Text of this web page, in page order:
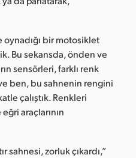
bir motosiklet
Bu sekansda, önden ve
sensörleri, farklı renk
ben, bu sahnenin rengini
çalıştık. Renkleri
araçlarının
sahnesi, zorluk çıkardı,”